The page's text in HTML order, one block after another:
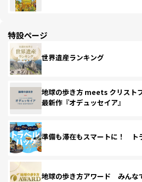
特設ページ
世界遺産ランキング
地球の歩き方 meets クリスト
最新作『オデュッセイア』
準備も滞在もスマートに！ ト
地球の歩き方アワード みんな